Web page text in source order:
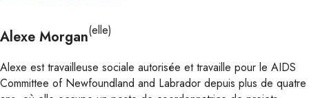
Alexe Morgan(elle)
Alexe est travailleuse sociale autorisée et travaille pour le AIDS
Committee of Newfoundland and Labrador depuis plus de quatre